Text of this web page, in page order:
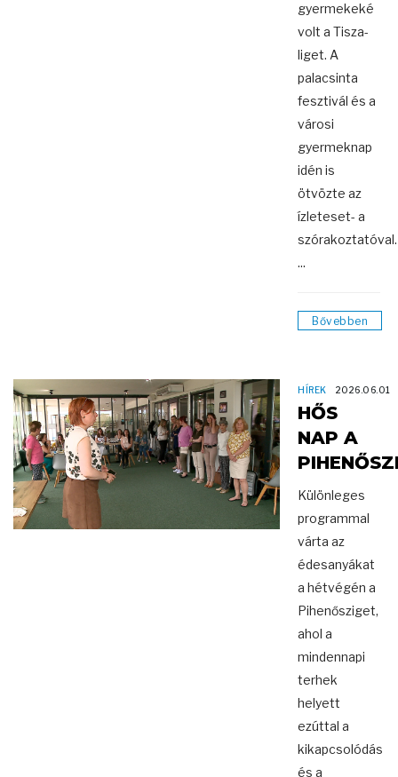
gyermekeké
volt a Tisza-
liget. A
palacsinta
fesztivál és a
városi
gyermeknap
idén is
ötvözte az
ízleteset- a
szórakoztatóval.
...
Bővebben
HÍREK 2026.06.01
HŐS
NAP A
Különleges
programmal
várta az
édesanyákat
a hétvégén a
Pihenősziget,
ahol a
mindennapi
terhek
helyett
ezúttal a
kikapcsolódás
és a